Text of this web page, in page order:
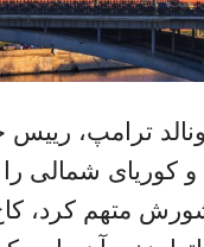
ترامپ، رییس
و کوریای شمالی
متهم کرد،